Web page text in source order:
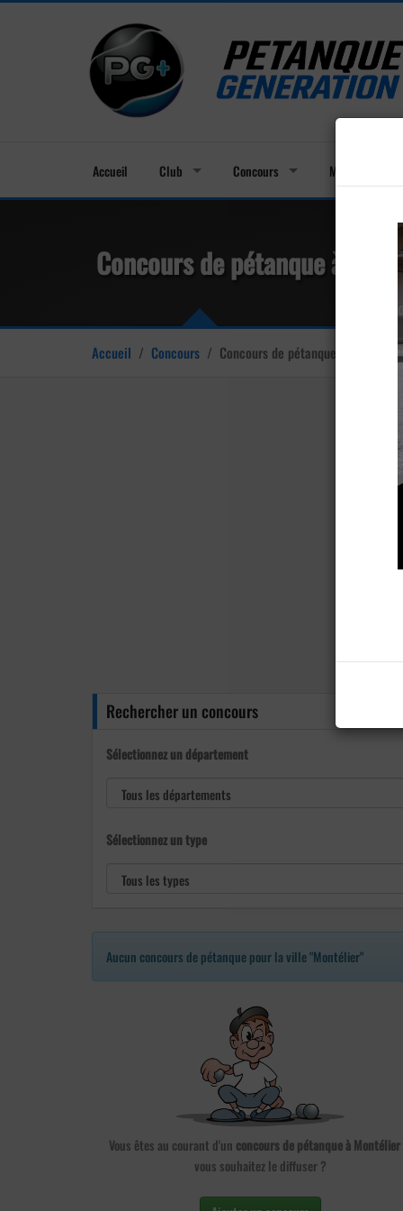
Accueil Club Concours Membres
Concours de pétanque à
Accueil / Concours / Concours de pétanque à Montélier
Rechercher un concours
Sélectionnez un département
Sélectionnez un type
Aucun concours de pétanque pour la ville "Montélier"
Vous êtes au courant d'un concours de pétanque à Montélier
vous souhaitez le diffuser ?